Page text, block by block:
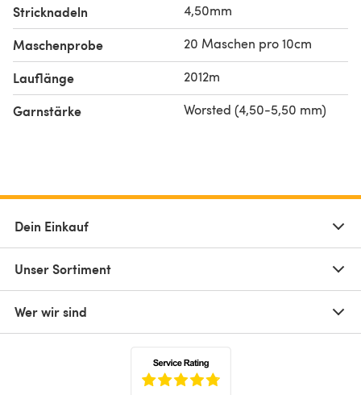
Stricknadeln 4,50mm
Maschenprobe 20 Maschen pro 10cm
Lauflänge 2012m
Garnstärke Worsted (4,50-5,50 mm)
Dein Einkauf
Unser Sortiment
Wer wir sind